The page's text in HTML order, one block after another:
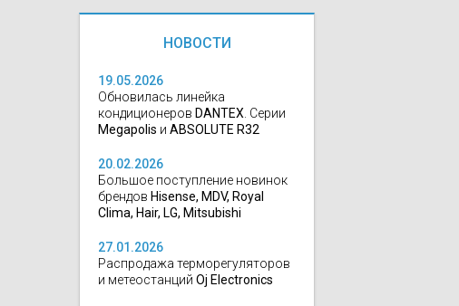
НОВОСТИ
19.05.2026
Обновилась линейка
кондиционеров DANTEX. Серии
Megapolis и ABSOLUTE R32
20.02.2026
Большое поступление новинок
брендов Hisense, MDV, Royal
Clima, Hair, LG, Mitsubishi
27.01.2026
Распродажа терморегуляторов
и метеостанций Oj Electronics